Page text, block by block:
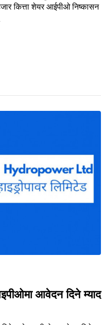
कित्ता शेयर आईपीओ निष्कासन
आवेदन दिने म्याद